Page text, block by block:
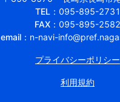
TEL： 095-895-2731
FAX： 095-895-2582
email： n-navi-
プライバシーポリシー
利用規約